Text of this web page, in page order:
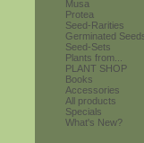
Musa
Protea
Seed-Rarities
Germinated
Seed-Sets
Plants from...
PLANT SHOP
Books
Accessories
All products
Specials
What's New?